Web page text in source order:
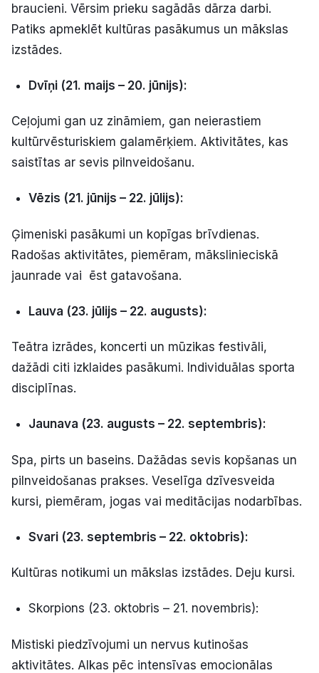
braucieni. Vērsim prieku sagādās dārza darbi.
Patiks apmeklēt kultūras pasākumus un mākslas
izstādes.
Dvīņi (21. maijs – 20. jūnijs):
Ceļojumi gan uz zināmiem, gan neierastiem
kultūrvēsturiskiem galamērķiem. Aktivitātes, kas
saistītas ar sevis pilnveidošanu.
Vēzis (21. jūnijs – 22. jūlijs):
Ģimeniski pasākumi un kopīgas brīvdienas.
Radošas aktivitātes, piemēram, mākslinieciskā
jaunrade vai ēst gatavošana.
Lauva (23. jūlijs – 22. augusts):
Teātra izrādes, koncerti un mūzikas festivāli,
dažādi citi izklaides pasākumi. Individuālas sporta
disciplīnas.
Jaunava (23. augusts – 22. septembris):
Spa, pirts un baseins. Dažādas sevis kopšanas un
pilnveidošanas prakses. Veselīga dzīvesveida
kursi, piemēram, jogas vai meditācijas nodarbības.
Svari (23. septembris – 22. oktobris):
Kultūras notikumi un mākslas izstādes. Deju kursi.
Skorpions (23. oktobris – 21. novembris):
Mistiski piedzīvojumi un nervus kutinošas
aktivitātes. Alkas pēc intensīvas emocionālas